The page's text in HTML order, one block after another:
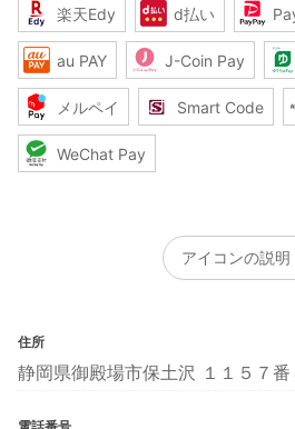
楽天Edy d払い
au PAY J-Coin Pay
メルペイ Smart Code
WeChat Pay
アイコンの説明
住所
静岡県御殿場市保土沢 １１５７番